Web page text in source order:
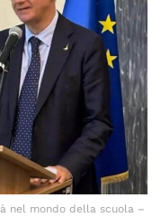
nel mondo della scuola –